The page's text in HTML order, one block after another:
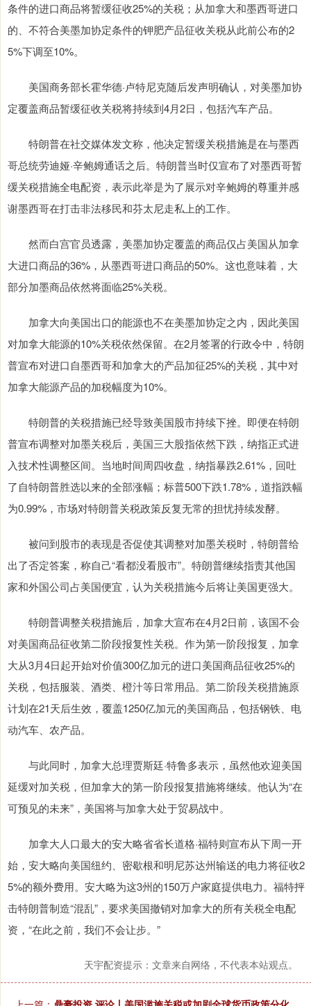
条件的进口商品将暂缓征收25%的关税；从加拿大和墨西哥进口
的、不符合美墨加协定条件的钾肥产品征收关税从此前公布的2
5%下调至10%。
美国商务部长霍华德·卢特尼克随后发声明确认，对美墨加协
定覆盖商品暂缓征收关税将持续到4月2日，包括汽车产品。
特朗普在社交媒体发文称，他决定暂缓关税措施是在与墨西
哥总统劳迪娅·辛鲍姆通话之后。特朗普当时仅宣布了对墨西哥暂
缓关税措施全电配资，表示此举是为了展示对辛鲍姆的尊重并感
谢墨西哥在打击非法移民和芬太尼走私上的工作。
然而白宫官员透露，美墨加协定覆盖的商品仅占美国从加拿
大进口商品的36%，从墨西哥进口商品的50%。这也意味着，大
部分加墨商品依然将面临25%关税。
加拿大向美国出口的能源也不在美墨加协定之内，因此美国
对加拿大能源的10%关税依然保留。在2月签署的行政令中，特朗
普宣布对进口自墨西哥和加拿大的产品加征25%的关税，其中对
加拿大能源产品的加税幅度为10%。
特朗普的关税措施已经导致美国股市持续下挫。即便在特朗
普宣布调整对加墨关税后，美国三大股指依然下跌，纳指正式进
入技术性调整区间。当地时间周四收盘，纳指暴跌2.61%，回吐
了自特朗普胜选以来的全部涨幅；标普500下跌1.78%，道指跌幅
为0.99%，市场对特朗普关税政策反复无常的担忧持续发酵。
被问到股市的表现是否促使其调整对加墨关税时，特朗普给
出了否定答案，称自己“看都没看股市”。特朗普继续指责其他国
家和外国公司占美国便宜，认为关税措施今后将让美国更强大。
特朗普调整关税措施后，加拿大宣布在4月2日前，该国不会
对美国商品征收第二阶段报复性关税。作为第一阶段报复，加拿
大从3月4日起开始对价值300亿加元的进口美国商品征收25%的
关税，包括服装、酒类、橙汁等日常用品。第二阶段关税措施原
计划在21天后生效，覆盖1250亿加元的美国商品，包括钢铁、电
动汽车、农产品。
与此同时，加拿大总理贾斯廷·特鲁多表示，虽然他欢迎美国
延缓对加关税，但加拿大的第一阶段报复措施将继续。他认为“在
可预见的未来”，美国将与加拿大处于贸易战中。
加拿大人口最大的安大略省省长道格·福特则宣布从下周一开
始，安大略向美国纽约、密歇根和明尼苏达州输送的电力将征收2
5%的额外费用。安大略为这3州的150万户家庭提供电力。福特抨
击特朗普制造“混乱”，要求美国撤销对加拿大的所有关税全电配
资，“在此之前，我们不会让步。”
天宇配资提示：文章来自网络，不代表本站观点。